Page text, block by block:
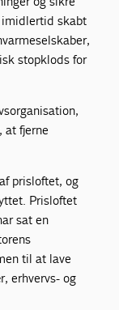
imidlertid skabt
stopklods for
at fjerne
prisloftet, og
Prisloftet
sat en
til at lave
erhvervs- og